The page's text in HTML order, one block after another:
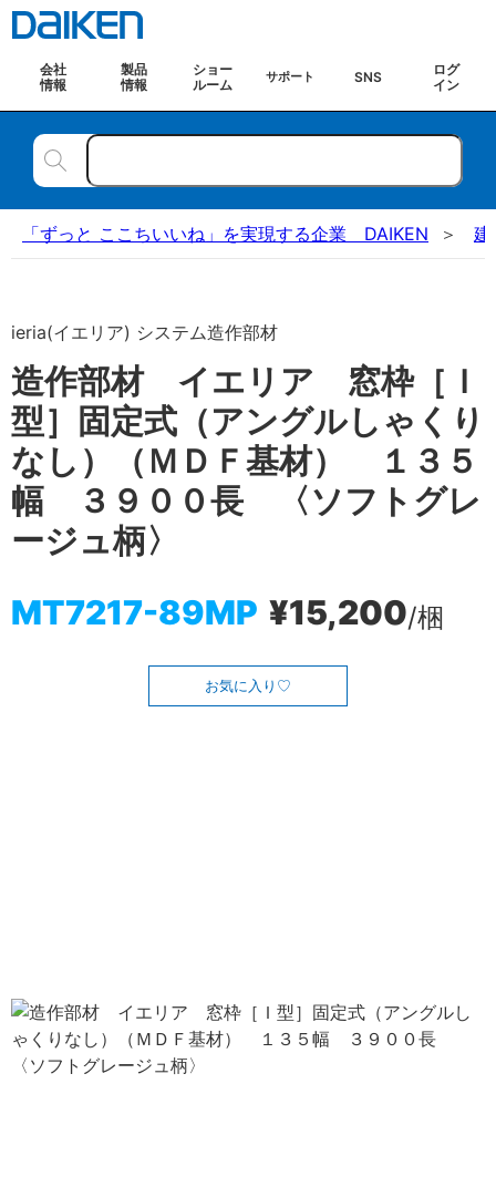
会社
情報
製品
情報
ショー
ルーム
サポート SNS
ログ
イン
「ずっと ここちいいね」を実現する企業 DAIKEN 建
ieria(イエリア) システム造作部材
造作部材 イエリア 窓枠［Ｉ
型］固定式（アングルしゃくり
なし）（ＭＤＦ基材） １３５
幅 ３９００長 〈ソフトグレ
ージュ柄〉
MT7217-89MP ¥15,200/梱
お気に入り